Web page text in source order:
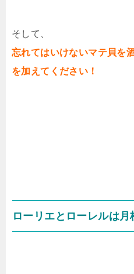
そして、
忘れてはいけないマテ貝を
を加えてください！
ローリエとローレルは